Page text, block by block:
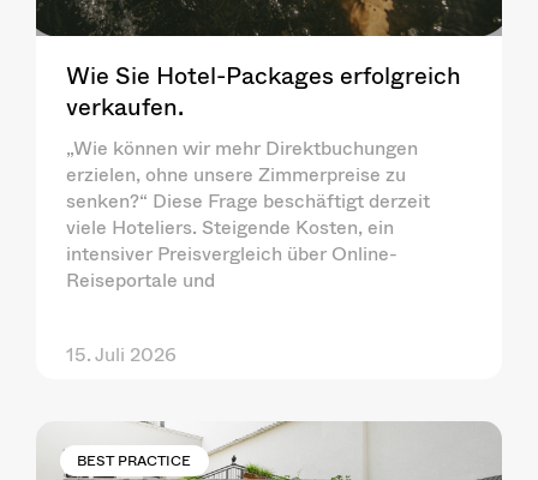
Wie Sie Hotel-Packages erfolgreich
verkaufen.
„Wie können wir mehr Direktbuchungen
erzielen, ohne unsere Zimmerpreise zu
senken?“ Diese Frage beschäftigt derzeit
viele Hoteliers. Steigende Kosten, ein
intensiver Preisvergleich über Online-
Reiseportale und
15. Juli 2026
BEST PRACTICE